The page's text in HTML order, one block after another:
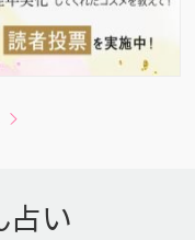
占い